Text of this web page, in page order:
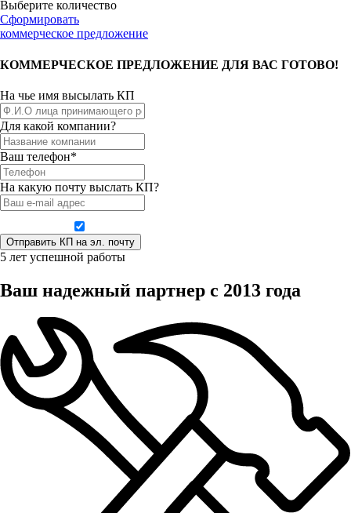
Выберите количество
Сформировать
коммерческое предложение
КОММЕРЧЕСКОЕ ПРЕДЛОЖЕНИЕ ДЛЯ ВАС ГОТОВО!
На чье имя высылать КП
Для какой компании?
Ваш телефон*
На какую почту выслать КП?
5 лет успешной работы
Ваш надежный партнер с 2013 года